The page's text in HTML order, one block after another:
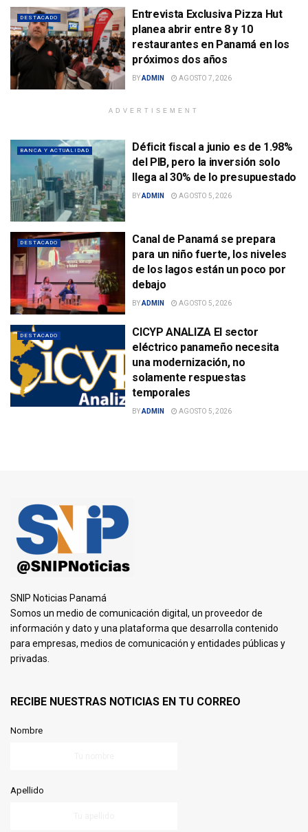
DESTACADO
Entrevista Exclusiva Pizza Hut
planea abrir entre 8 y 10
restaurantes en Panamá en los
próximos dos años
BYADMIN AGOSTO 7, 2026
ADVERTISEMENT
BANCA Y ACTUALIDAD
Déficit fiscal a junio es de 1.98%
del PIB, pero la inversión solo
llega al 30% de lo presupuestado
BYADMIN AGOSTO 5, 2026
DESTACADO
Canal de Panamá se prepara
para un niño fuerte, los niveles
de los lagos están un poco por
debajo
BYADMIN AGOSTO 5, 2026
DESTACADO
CICYP ANALIZA El sector
eléctrico panameño necesita
una modernización, no
solamente respuestas
temporales
BYADMIN AGOSTO 5, 2026
SNIP Noticias Panamá
Somos un medio de comunicación digital, un proveedor de
información y dato y una plataforma que desarrolla contenido
para empresas, medios de comunicación y entidades públicas y
privadas.
RECIBE NUESTRAS NOTICIAS EN TU CORREO
Nombre
Apellido